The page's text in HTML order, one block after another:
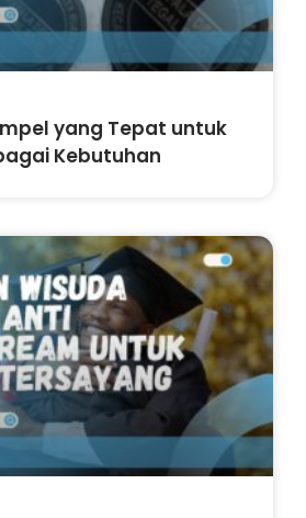
yang Tepat untuk
Kebutuhan